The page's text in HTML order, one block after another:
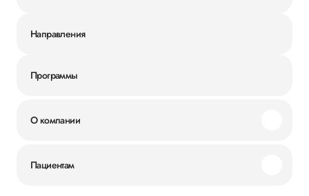
Направления
Программы
О компании
Пациентам